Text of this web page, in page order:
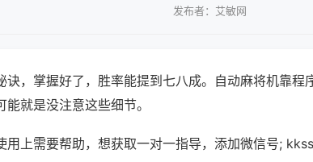
发布者：艾敏网
诀，掌握好了，胜率能提到七八成。自动麻将机靠程
能就是没注意这些细节。
用上需要帮助，想获取一对一指导，添加微信号;